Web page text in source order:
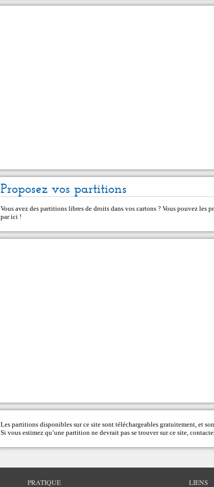
Proposez vos partitions
Vous avez des partitions libres de droits dans vos cartons ? Vous pouvez les
par ici !
Les partitions disponibles sur ce site sont téléchargeables gratuitement, et
Si vous estimez qu’une partition ne devrait pas se trouver sur ce site,
PRATIQUE LIENS